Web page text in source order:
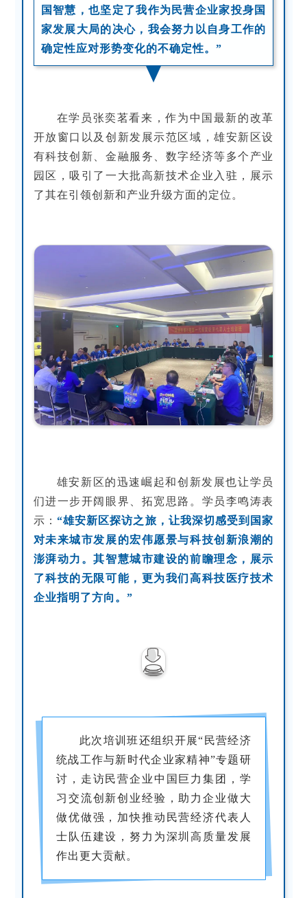
国智慧，也坚定了我作为民营企业家投身国
家发展大局的决心，我会努力以自身工作的
确定性应对形势变化的不确定性。”
在学员张奕茗看来，作为中国最新的改革
开放窗口以及创新发展示范区域，雄安新区设
有科技创新、金融服务、数字经济等多个产业
园区，吸引了一大批高新技术企业入驻，展示
了其在引领创新和产业升级方面的定位。
雄安新区的迅速崛起和创新发展也让学员
们进一步开阔眼界、拓宽思路。学员李鸣涛表
示： “雄安新区探访之旅，让我深切感受到国家
对未来城市发展的宏伟愿景与科技创新浪潮的
澎湃动力。其智慧城市建设的前瞻理念，展示
了科技的无限可能，更为我们高科技医疗技术
企业指明了方向。”
此次培训班还组织开展“民营经济
统战工作与新时代企业家精神”专题研
讨，走访民营企业中国巨力集团，学
习交流创新创业经验，助力企业做大
做优做强，加快推动民营经济代表人
士队伍建设，努力为深圳高质量发展
作出更大贡献。